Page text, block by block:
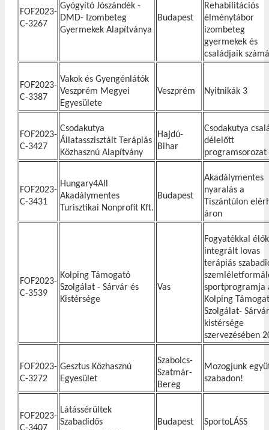
FOF2023-
C-3267
Gyógyító Jószándék -
DMD- Izombeteg
Gyermekek Alapítványa
Budapest
Rehabilitációs
élménytábor
izombeteg
gyermekek és
családjaik
FOF2023-
C-3387
Vakok és Gyengénlátók
Veszprém Megyei
Egyesülete
Veszprém Nyitnikák 3
FOF2023-
C-3427
Csodakutya
Állatasszisztált Terápiás
Közhasznú Alapítvány
Hajdú-
Bihar
Csodakutya
délelőtt
programsorozat
FOF2023-
C-3431
Hungary4All
Akadálymentes
Turisztikai Nonprofit Kft.
Budapest
Akadálymentes
nyaralás a
Tiszántúlon
áron
FOF2023-
C-3539
Kolping Támogató
Szolgálat - Sárvár és
Kistérsége
Vas
Fogyatékkal élők
integrált lovas
terápiás
sportprogramja
Kolping
Szolgálat-
kistérsége
szervezésében
FOF2023-
C-3272
Gesztus Közhasznú
Egyesület
Szabolcs-
Szatmár-
Bereg
Mozogjunk
szabadon!
FOF2023-
C-3407
Látássérültek
Szabadidős
Budapest SportoLÁSS